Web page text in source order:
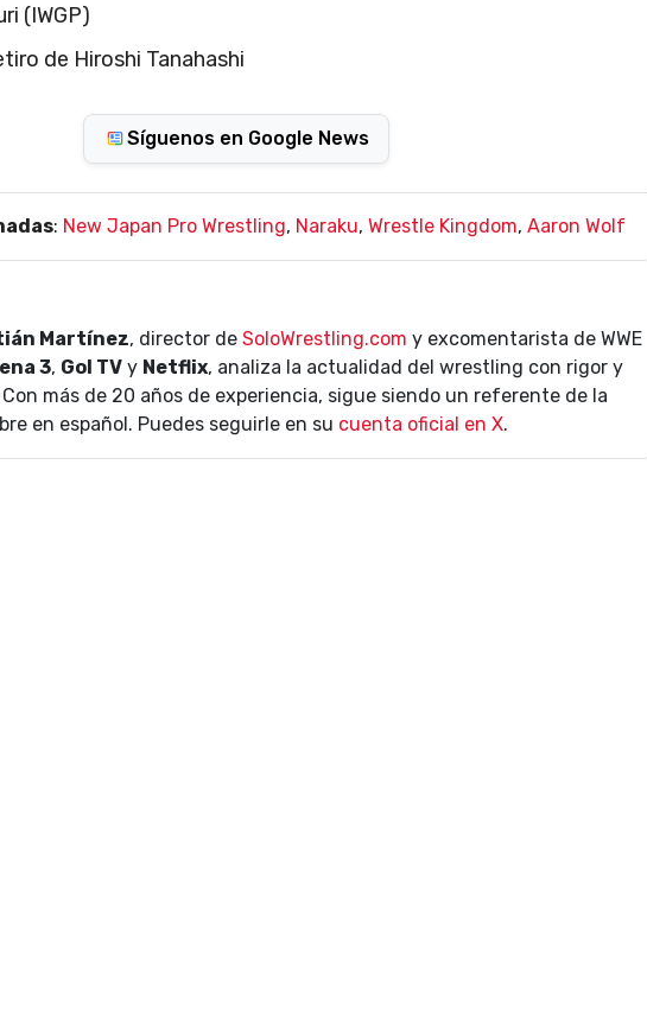
(IWGP)
de Hiroshi Tanahashi
Síguenos en Google News
: New Japan Pro Wrestling, Naraku, Wrestle Kingdom, Aaron Wolf
Martínez, director de SoloWrestling.com y excomentarista de WWE
3, Gol TV y Netflix, analiza la actualidad del wrestling con rigor y
Con más de 20 años de experiencia, sigue siendo un referente de la
en español. Puedes seguirle en su cuenta oficial en X.